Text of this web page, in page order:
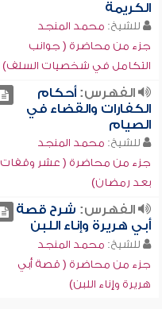
الكريمة
للشيخ: محمد المنجد
جزء من محاضرة ( جوانب
التكامل في شخصيات السلف)
الفهرس:أحكام
الكفارات والقضاء في
الصيام
للشيخ: محمد المنجد
جزء من محاضرة ( عشر وقفات
بعد رمضان)
الفهرس: شرح قصة
أبي هريرة وإناء اللبن
للشيخ: محمد المنجد
جزء من محاضرة ( قصة أبي
هريرة وإناء اللبن)